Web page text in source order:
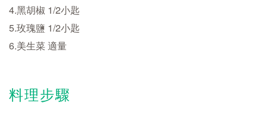
4.黑胡椒 1/2小匙
5.玫瑰鹽 1/2小匙
6.美生菜 適量
料理步驟